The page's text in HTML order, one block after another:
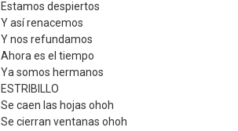
Estamos despiertos
Y así renacemos
Y nos refundamos
Ahora es el tiempo
Ya somos hermanos
ESTRIBILLO
Se caen las hojas ohoh
Se cierran ventanas ohoh